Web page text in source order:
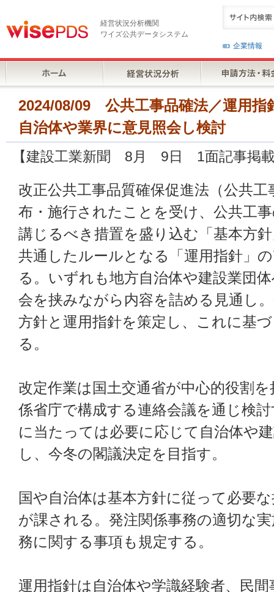
経営状況分析機関
ワイズ公共データシステム
企業情報
2024/08/09 公共工事品確法／運用指
自治体や業界に意見照会し検討
【建設工業新聞 8月 9日 1面記事掲
改正公共工事品質確保促進法（公共
布・施行されたことを受け、公共工
講じるべき措置を盛り込む「基本方
共通したルールとなる「運用指針」
る。いずれも地方自治体や建設業団
会を挟みながら内容を詰める見通し
方針と運用指針を策定し、これに基
る。
改定作業は国土交通省が中心的役割
係省庁で構成する連絡会議を通じ検
に当たっては必要に応じて自治体や
し、今冬の閣議決定を目指す。
国や自治体は基本方針に従って必要
が課される。発注関係事務の適切な
務に関する事項も規定する。
運用指針は自治体や学識経験者、民